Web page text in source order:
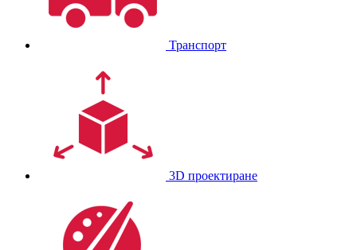
Транспорт
3D проектиране